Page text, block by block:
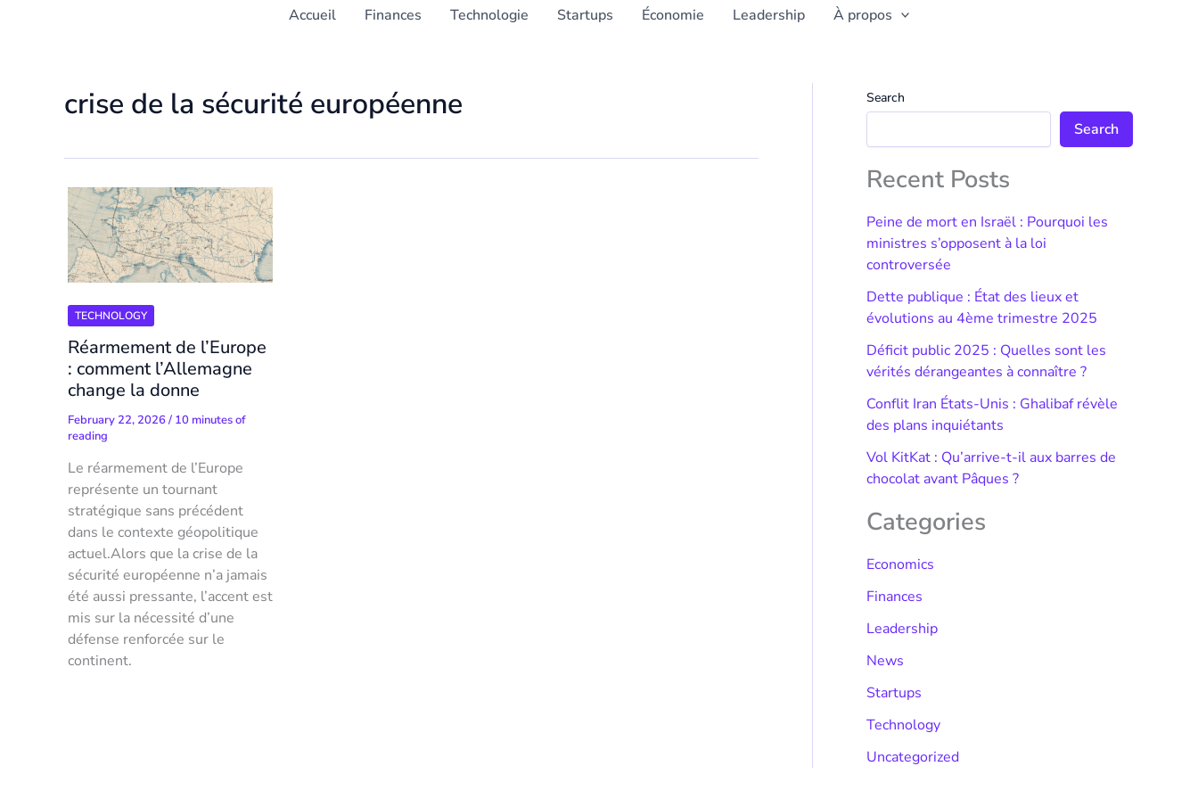
Accueil Finances Technologie Startups Économie Leadership À propos
crise de la sécurité européenne
TECHNOLOGY
Réarmement de l’Europe
: comment l’Allemagne
change la donne
February 22, 2026/ 10 minutes of
reading
Le réarmement de l’Europe
représente un tournant
stratégique sans précédent
dans le contexte géopolitique
actuel.Alors que la crise de la
sécurité européenne n’a jamais
été aussi pressante, l’accent est
mis sur la nécessité d’une
défense renforcée sur le
continent.
Search
Search
Recent Posts
Peine de mort en Israël : Pourquoi les
ministres s’opposent à la loi
controversée
Dette publique : État des lieux et
évolutions au 4ème trimestre 2025
Déficit public 2025 : Quelles sont les
vérités dérangeantes à connaître ?
Conflit Iran États-Unis : Ghalibaf révèle
des plans inquiétants
Vol KitKat : Qu’arrive-t-il aux barres de
chocolat avant Pâques ?
Categories
Economics
Finances
Leadership
News
Startups
Technology
Uncategorized